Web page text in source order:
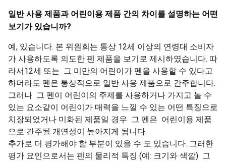
일반 사용 제품과 어린이용 제품 간의 차이를 설명하는 어떤
보기가 있습니까?
예, 있습니다. 본 위원회는 통상 12세 이상의 연령대 소비자
가 사용하도록 의도한 펜 제품을 보기로 제시하였습니다. 따
라서12세 또는 그 미만의 어린이가 펜을 사용할 수 있다고
하더라도 펜은 통상적으로 일반 사용 제품으로 간주합니다.
그러나 그 펜이 어린이의 주제를 사용하거나 가지고 놀 수
있는 요소같이 어린이가 매력을 느낄 수 있는 어떤 특징으로
치장되었거나 미화된 제품일 경우 그 펜은 어린이용 제품
으로 간주될 개연성이 높아지게 됩니다.
추가로 더 평가해야 할 부분이 있을 수 도 있습니다. 그러한
평가 요인으로서는 펜의 물리적 특징 (예: 크기와 색깔) 그